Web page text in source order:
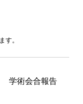
す。
学術会合報告